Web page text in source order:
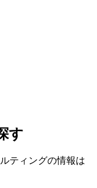
す
ティングの情報は